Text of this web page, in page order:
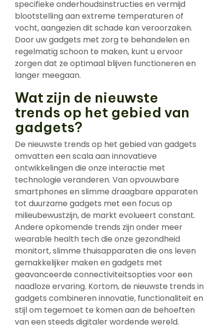
specifieke onderhoudsinstructies en vermijd
blootstelling aan extreme temperaturen of
vocht, aangezien dit schade kan veroorzaken.
Door uw gadgets met zorg te behandelen en
regelmatig schoon te maken, kunt u ervoor
zorgen dat ze optimaal blijven functioneren en
langer meegaan.
Wat zijn de nieuwste
trends op het gebied van
gadgets?
De nieuwste trends op het gebied van gadgets
omvatten een scala aan innovatieve
ontwikkelingen die onze interactie met
technologie veranderen. Van opvouwbare
smartphones en slimme draagbare apparaten
tot duurzame gadgets met een focus op
milieubewustzijn, de markt evolueert constant.
Andere opkomende trends zijn onder meer
wearable health tech die onze gezondheid
monitort, slimme thuisapparaten die ons leven
gemakkelijker maken en gadgets met
geavanceerde connectiviteitsopties voor een
naadloze ervaring. Kortom, de nieuwste trends in
gadgets combineren innovatie, functionaliteit en
stijl om tegemoet te komen aan de behoeften
van een steeds digitaler wordende wereld.